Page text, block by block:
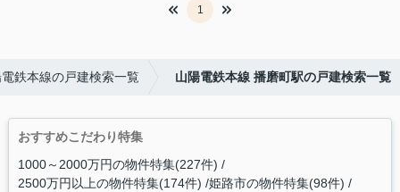
1
鉄本線の戸建検索一覧 山陽電鉄本線 播磨町駅の戸建検索一覧
おすすめこだわり特集
1000～2000万円の物件特集(227件)
2500万円以上の物件特集(174件) 姫路市の物件特集(98件)